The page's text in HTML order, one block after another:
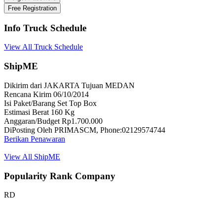
Info Truck Schedule
View All Truck Schedule
ShipME
Dikirim dari JAKARTA Tujuan MEDAN
Rencana Kirim 06/10/2014
Isi Paket/Barang Set Top Box
Estimasi Berat 160 Kg
Anggaran/Budget Rp1.700.000
DiPosting Oleh PRIMASCM, Phone:02129574744
Berikan Penawaran
View All ShipME
Popularity Rank Company
RD